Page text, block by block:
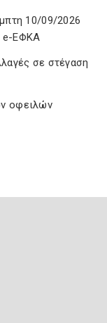
10/09/2026
e-ΕΦΚΑ
σε στέγαση
οφειλών